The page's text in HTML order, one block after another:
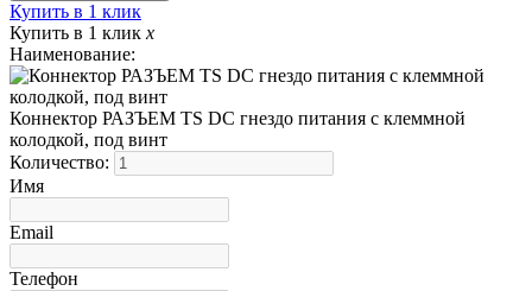
Купить в 1 клик
Купить в 1 клик x
Наименование:
Коннектор РАЗЪЕМ TS DC гнездо питания с клеммной
колодкой, под винт
Количество:
Имя
Email
Телефон